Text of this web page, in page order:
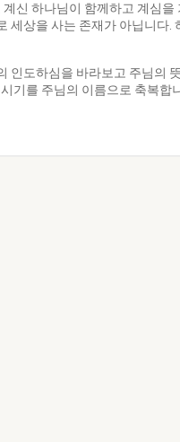
신 하나님이 함께하고 계심
상을 사는 존재가 아닙니다.
도하심을 바라보고 주님의
기를 주님의 이름으로 축복합